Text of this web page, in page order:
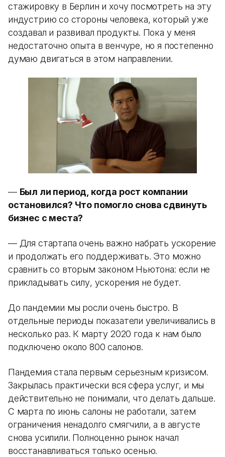
стажировку в Берлин и хочу посмотреть на эту
индустрию со стороны человека, который уже
создавал и развивал продукты. Пока у меня
недостаточно опыта в венчуре, но я постепенно
думаю двигаться в этом направлении.
— Был ли период, когда рост компании
остановился? Что помогло снова сдвинуть
бизнес с места?
— Для стартапа очень важно набрать ускорение
и продолжать его поддерживать. Это можно
сравнить со вторым законом Ньютона: если не
прикладывать силу, ускорения не будет.
До пандемии мы росли очень быстро. В
отдельные периоды показатели увеличивались в
несколько раз. К марту 2020 года к нам было
подключено около 800 салонов.
Пандемия стала первым серьезным кризисом.
Закрылась практически вся сфера услуг, и мы
действительно не понимали, что делать дальше.
С марта по июнь салоны не работали, затем
ограничения ненадолго смягчили, а в августе
снова усилили. Полноценно рынок начал
восстанавливаться только осенью.